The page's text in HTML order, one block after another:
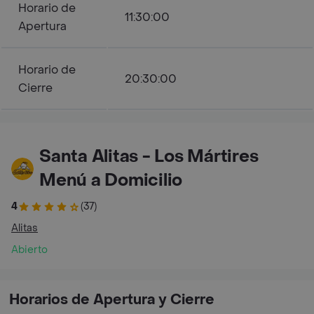
Horario de
Apertura
11:30:00
Horario de
Cierre
20:30:00
Santa Alitas - Los Mártires
Menú a Domicilio
4
(37)
Alitas
Abierto
Horarios de Apertura y Cierre